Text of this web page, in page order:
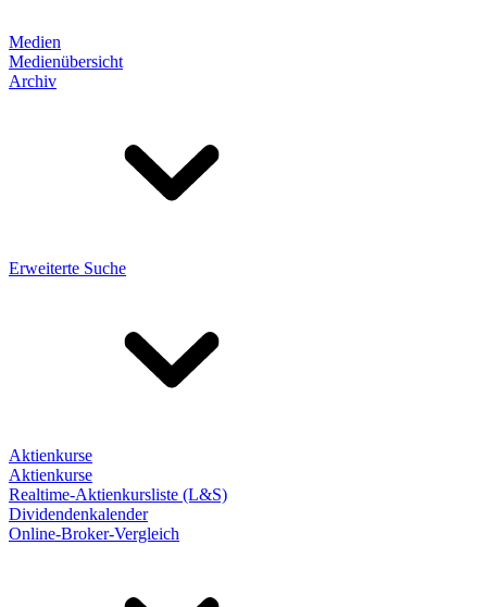
Medien
Medienübersicht
Archiv
Erweiterte Suche
Aktienkurse
Aktienkurse
Realtime-Aktienkursliste (L&S)
Dividendenkalender
Online-Broker-Vergleich